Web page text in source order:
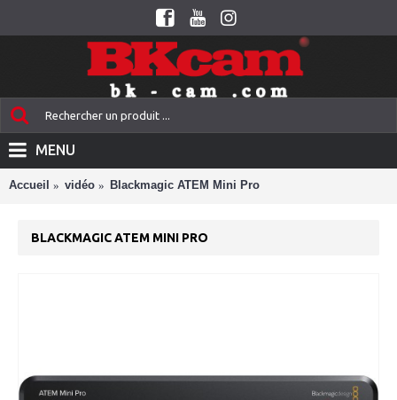
MENU
Accueil vidéo Blackmagic ATEM Mini Pro
BLACKMAGIC ATEM MINI PRO